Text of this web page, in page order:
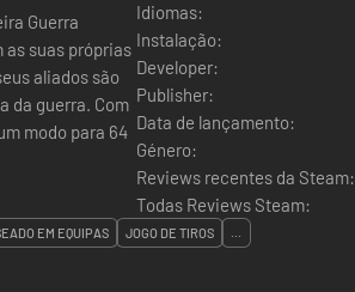
Guerra
as suas próprias
aliados são
da guerra. Com
modo para 64
Idiomas:
Instalação:
Developer:
Publisher:
Data de lançamento:
Género:
Reviews recentes da Steam:
Todas Reviews Steam:
EM EQUIPAS JOGO DE TIROS ...